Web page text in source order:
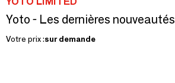
Yoto - Les dernières nouveautés
Votre prix :sur demande